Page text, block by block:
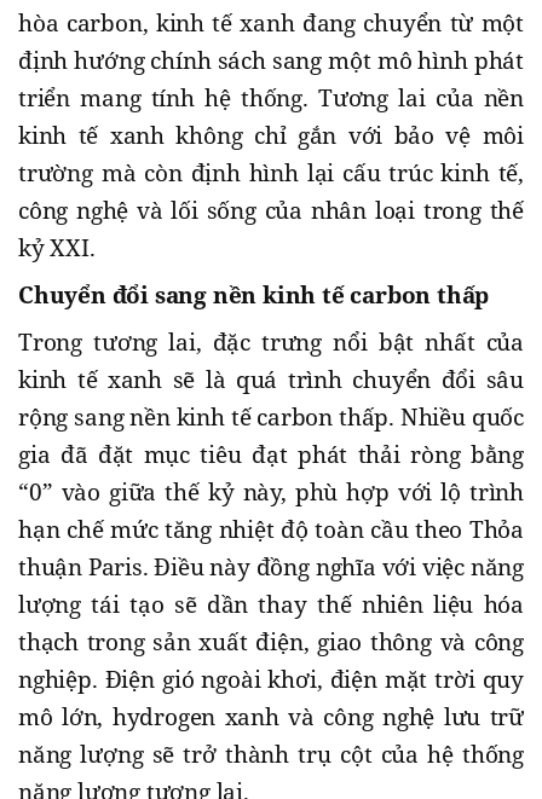
hòa carbon, kinh tế xanh đang chuyển từ một
định hướng chính sách sang một mô hình phát
triển mang tính hệ thống. Tương lai của nền
kinh tế xanh không chỉ gắn với bảo vệ môi
trường mà còn định hình lại cấu trúc kinh tế,
công nghệ và lối sống của nhân loại trong thế
kỷ XXI.
Chuyển đổi sang nền kinh tế carbon thấp
Trong tương lai, đặc trưng nổi bật nhất của
kinh tế xanh sẽ là quá trình chuyển đổi sâu
rộng sang nền kinh tế carbon thấp. Nhiều quốc
gia đã đặt mục tiêu đạt phát thải ròng bằng
“0” vào giữa thế kỷ này, phù hợp với lộ trình
hạn chế mức tăng nhiệt độ toàn cầu theo Thỏa
thuận Paris. Điều này đồng nghĩa với việc năng
lượng tái tạo sẽ dần thay thế nhiên liệu hóa
thạch trong sản xuất điện, giao thông và công
nghiệp. Điện gió ngoài khơi, điện mặt trời quy
mô lớn, hydrogen xanh và công nghệ lưu trữ
năng lượng sẽ trở thành trụ cột của hệ thống
năng lượng tương lai.